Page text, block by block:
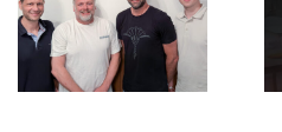
auf das
Jubiläum